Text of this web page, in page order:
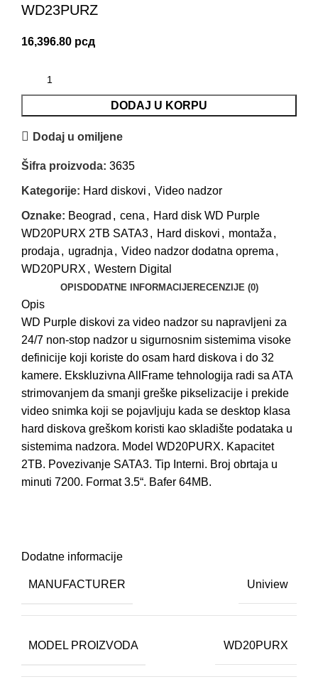
WD23PURZ
16,396.80 рсд
DODAJ U KORPU
Dodaj u omiljene
Šifra proizvoda: 3635
Kategorije: Hard diskovi , Video nadzor
Oznake: Beograd , cena , Hard disk WD Purple
WD20PURX 2TB SATA3, Hard diskovi , montaža ,
prodaja , ugradnja , Video nadzor dodatna oprema ,
WD20PURX , Western Digital
OPIS DODATNE INFORMACIJERECENZIJE (0)
Opis
WD Purple diskovi za video nadzor su napravljeni za
24/7 non-stop nadzor u sigurnosnim sistemima visoke
definicije koji koriste do osam hard diskova i do 32
kamere. Ekskluzivna AllFrame tehnologija radi sa ATA
strimovanjem da smanji greške pikselizacije i prekide
video snimka koji se pojavljuju kada se desktop klasa
hard diskova greškom koristi kao skladište podataka u
sistemima nadzora. Model WD20PURX. Kapacitet
2TB. Povezivanje SATA3. Tip Interni. Broj obrtaja u
minuti 7200. Format 3.5“. Bafer 64MB.
Dodatne informacije
MANUFACTURER Uniview
MODEL PROIZVODA WD20PURX